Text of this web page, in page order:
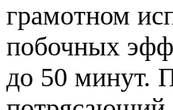
грамотном
побочных
до 50 минут.